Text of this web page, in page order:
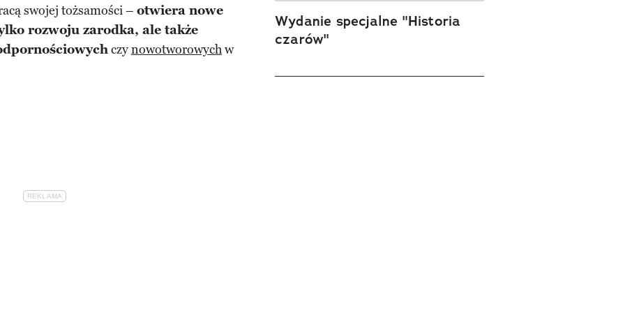
swojej tożsamości – otwiera nowe
rozwoju zarodka, ale także
czynowotworowychw
Wydanie specjalne "Historia
czarów"